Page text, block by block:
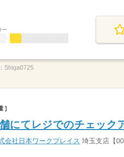
ー
Shiga0725
]
にてレジでのチェック
会社日本ワークプレイス 埼玉支店【